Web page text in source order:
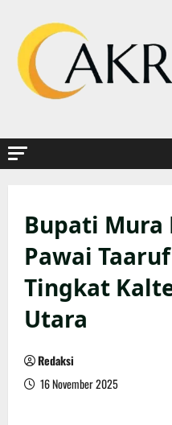
content
Bupati Mura
Pawai
Tingkat
Utara
Redaksi
16 November 2025